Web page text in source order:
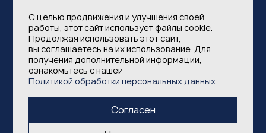
Политика в области обработки и защиты
персональных данных
С целью продвижения и улучшения своей
работы, этот сайт использует файлы cookie.
Продолжая использовать этот сайт,
вы соглашаетесь на их использование. Для
получения дополнительной информации,
ознакомьтесь с нашей
Политикой обработки персональных данных
Согласен